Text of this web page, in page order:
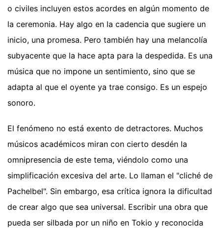
o civiles incluyen estos acordes en algún momento de
la ceremonia. Hay algo en la cadencia que sugiere un
inicio, una promesa. Pero también hay una melancolía
subyacente que la hace apta para la despedida. Es una
música que no impone un sentimiento, sino que se
adapta al que el oyente ya trae consigo. Es un espejo
sonoro.
El fenómeno no está exento de detractores. Muchos
músicos académicos miran con cierto desdén la
omnipresencia de este tema, viéndolo como una
simplificación excesiva del arte. Lo llaman el "cliché de
Pachelbel". Sin embargo, esa crítica ignora la dificultad
de crear algo que sea universal. Escribir una obra que
pueda ser silbada por un niño en Tokio y reconocida